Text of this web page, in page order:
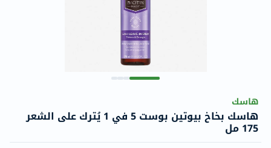
هاسك
هاسك بخاخ بيوتين بوست 5 في 1 يُترك على الشعر
175 مل